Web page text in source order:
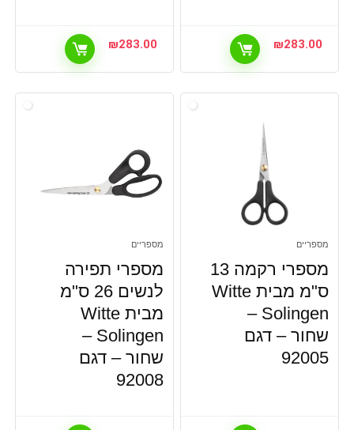
₪283.00
₪283.00
מספריים
מספרי רקמה 13
ס"מ מבית Witte
Solingen –
שחור – דגם
92005
מספריים
מספרי תפירה
לנשים 26 ס"מ
מבית Witte
Solingen –
שחור – דגם
92008